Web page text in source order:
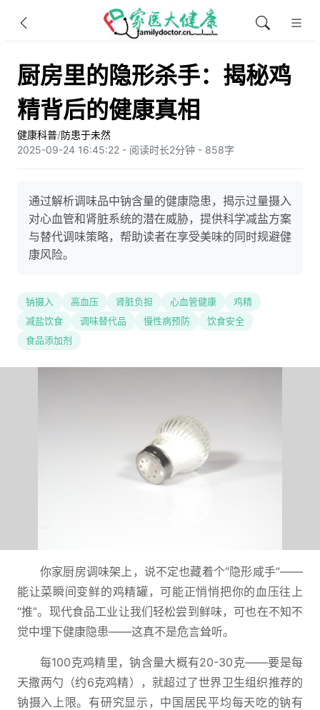
厨房里的隐形杀手：揭秘鸡
精背后的健康真相
健康科普/防患于未然
2025-09-24 16:45:22 - 阅读时长2分钟 - 858字
通过解析调味品中钠含量的健康隐患，揭示过量摄入
对心血管和肾脏系统的潜在威胁，提供科学减盐方案
与替代调味策略，帮助读者在享受美味的同时规避健
康风险。
钠摄入 高血压 肾脏负担 心血管健康
鸡精
减盐饮食
调味替代品 慢性病预防
饮食安全
食品添加剂
你家厨房调味架上，说不定也藏着个“隐形咸手”——
能让菜瞬间变鲜的鸡精罐，可能正悄悄把你的血压往上
“推”。现代食品工业让我们轻松尝到鲜味，可也在不知不
觉中埋下健康隐患——这真不是危言耸听。
每100克鸡精里，钠含量大概有20-30克——要是每
天撒两勺（约6克鸡精），就超过了世界卫生组织推荐的
钠摄入上限。有研究显示，中国居民平均每天吃的钠有